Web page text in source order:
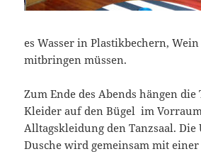
es Wasser in Plastikbechern,
mitbringen müssen.
Zum Ende des Abends hängen
Kleider auf den Bügel im
Alltagskleidung den Tanzsaal.
Dusche wird gemeinsam mit